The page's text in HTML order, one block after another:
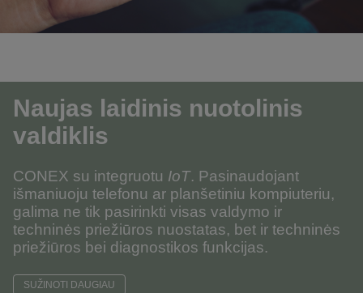
Naujas laidinis nuotolinis
valdiklis
CONEX su integruotu IoT. Pasinaudojant
išmaniuoju telefonu ar planšetiniu kompiuteriu,
galima ne tik pasirinkti visas valdymo ir
techninės priežiūros nuostatas, bet ir techninės
priežiūros bei diagnostikos funkcijas.
SUŽINOTI DAUGIAU